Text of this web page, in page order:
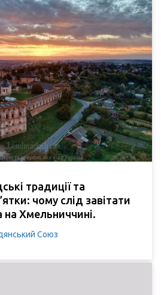
традиції та
чому слід завітати
Хмельниччині.
Союз